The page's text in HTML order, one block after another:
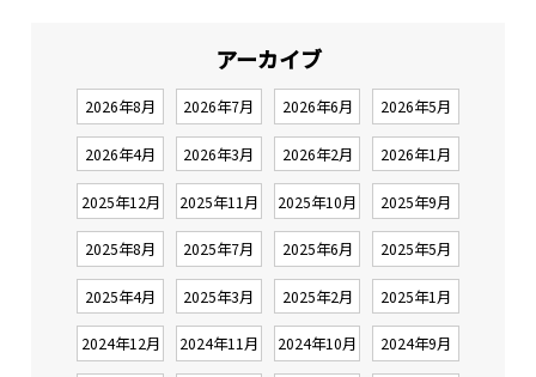
アーカイブ
2026年8月 2026年7月 2026年6月 2026年5月
2026年4月 2026年3月 2026年2月 2026年1月
2025年12月 2025年11月 2025年10月 2025年9月
2025年8月 2025年7月 2025年6月 2025年5月
2025年4月 2025年3月 2025年2月 2025年1月
2024年12月 2024年11月 2024年10月 2024年9月